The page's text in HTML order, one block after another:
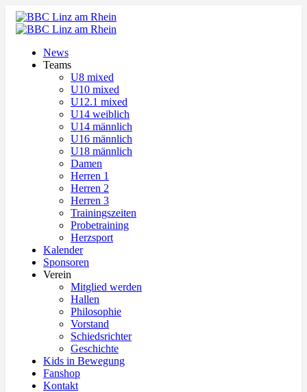
News
Teams
U8 mixed
U10 mixed
U12.1 mixed
U14 weiblich
U14 männlich
U16 männlich
U18 männlich
Damen
Herren 1
Herren 2
Herren 3
Trainingszeiten
Probetraining
Herzsport
Kalender
Sponsoren
Verein
Mitglied werden
Hallen
Philosophie
Vorstand
Schiedsrichter
Geschichte
Kids in Bewegung
Fanshop
Kontakt